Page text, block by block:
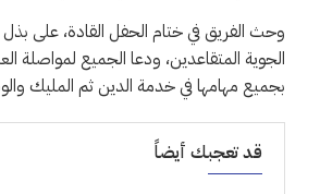
وحث الفريق في ختام الحفل القادة، على
الجوية المتقاعدين، ودعا الجميع لمواصلة
بجميع مهامها في خدمة الدين ثم المليك
قد تعجبك أيضاً